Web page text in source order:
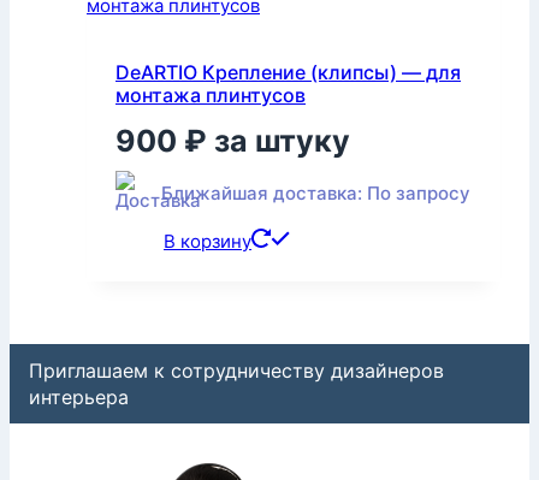
DeARTIO Крепление (клипсы) — для
монтажа плинтусов
900 ₽ за штуку
Ближайшая доставка: По запросу
В корзину
Приглашаем к сотрудничеству дизайнеров
интерьера